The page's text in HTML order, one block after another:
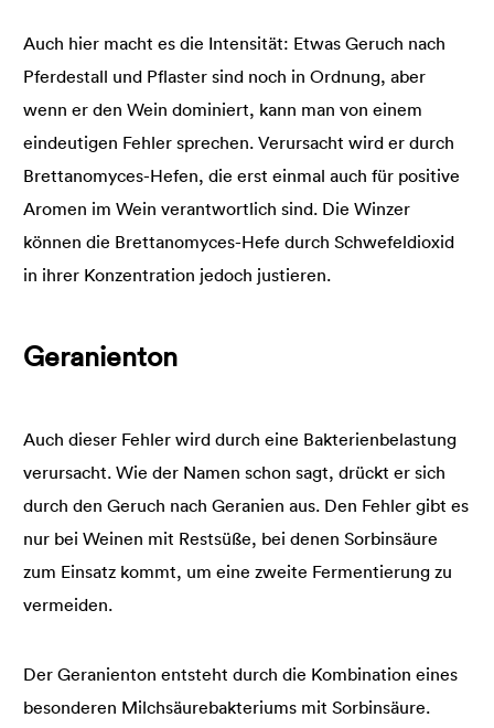
Auch hier macht es die Intensität: Etwas Geruch nach
Pferdestall und Pflaster sind noch in Ordnung, aber
wenn er den Wein dominiert, kann man von einem
eindeutigen Fehler sprechen. Verursacht wird er durch
Brettanomyces-Hefen, die erst einmal auch für positive
Aromen im Wein verantwortlich sind. Die Winzer
können die Brettanomyces-Hefe durch Schwefeldioxid
in ihrer Konzentration jedoch justieren.
Geranienton
Auch dieser Fehler wird durch eine Bakterienbelastung
verursacht. Wie der Namen schon sagt, drückt er sich
durch den Geruch nach Geranien aus. Den Fehler gibt es
nur bei Weinen mit Restsüße, bei denen Sorbinsäure
zum Einsatz kommt, um eine zweite Fermentierung zu
vermeiden.
Der Geranienton entsteht durch die Kombination eines
besonderen Milchsäurebakteriums mit Sorbinsäure.